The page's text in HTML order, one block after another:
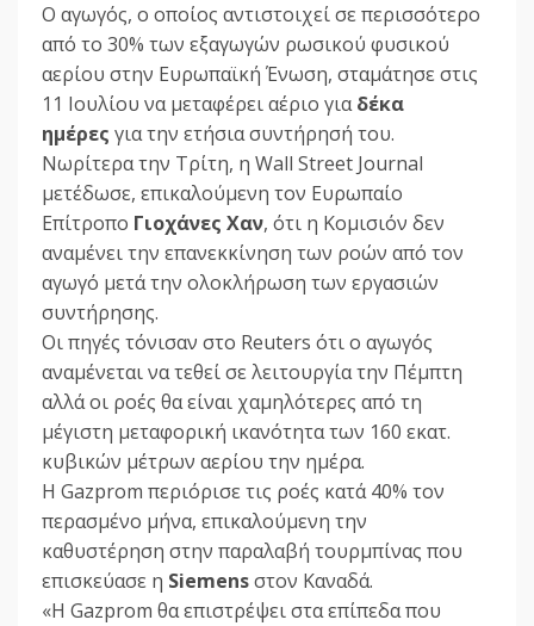
O αγωγός, ο οποίος αντιστοιχεί σε περισσότερο
από το 30% των εξαγωγών ρωσικού φυσικού
αερίου στην Ευρωπαϊκή Ένωση, σταμάτησε στις
11 Ιουλίου να μεταφέρει αέριο γιαδέκα
ημέρες για την ετήσια συντήρησή του.
Νωρίτερα την Τρίτη, η Wall Street Journal
μετέδωσε, επικαλούμενη τον Ευρωπαίο
Επίτροπο Γιοχάνες Χαν, ότι η Κομισιόν δεν
αναμένει την επανεκκίνηση των ροών από τον
αγωγό μετά την ολοκλήρωση των εργασιών
συντήρησης.
Οι πηγές τόνισαν στο Reuters ότι ο αγωγός
αναμένεται να τεθεί σε λειτουργία την Πέμπτη
αλλά οι ροές θα είναι χαμηλότερες από τη
μέγιστη μεταφορική ικανότητα των 160 εκατ.
κυβικών μέτρων αερίου την ημέρα.
Η Gazprom περιόρισε τις ροές κατά 40% τον
περασμένο μήνα, επικαλούμενη την
καθυστέρηση στην παραλαβή τουρμπίνας που
επισκεύασε η Siemensστον Καναδά.
«Η Gazprom θα επιστρέψει στα επίπεδα που